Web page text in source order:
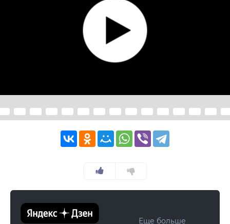
Еще больше